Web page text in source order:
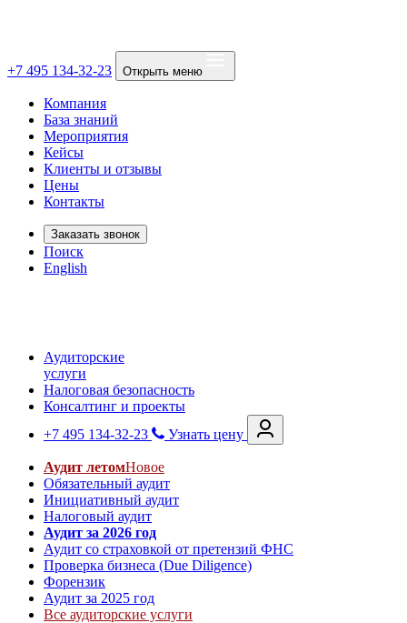
+7 495 134-32-23 Открыть меню
Компания
База знаний
Мероприятия
Кейсы
Клиенты и отзывы
Цены
Контакты
Заказать звонок
Поиск
English
Аудиторские
услуги
Налоговая безопасность
Консалтинг и проекты
+7 495 134-32-23
Узнать цену
Аудит летомНовое
Обязательный аудит
Инициативный аудит
Налоговый аудит
Аудит за 2026 год
Аудит со страховкой от претензий ФНС
Проверка бизнеса (Due Diligence)
Форензик
Аудит за 2025 год
Все аудиторские услуги